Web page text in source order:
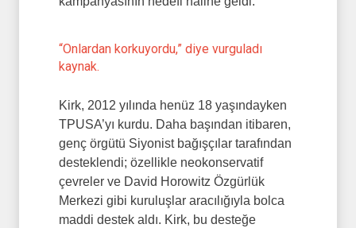
“Onlardan korkuyordu,” diye vurguladı
kaynak.
Kirk, 2012 yılında henüz 18 yaşındayken
TPUSA’yı kurdu. Daha başından itibaren,
genç örgütü Siyonist bağışçılar tarafından
desteklendi; özellikle neokonservatif
çevreler ve David Horowitz Özgürlük
Merkezi gibi kuruluşlar aracılığıyla bolca
maddi destek aldı. Kirk, bu desteğe